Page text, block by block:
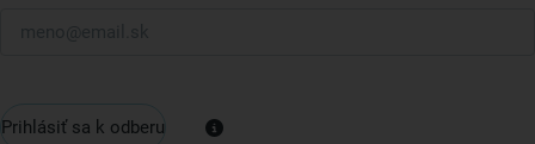
Prihlásiť sa k odberu